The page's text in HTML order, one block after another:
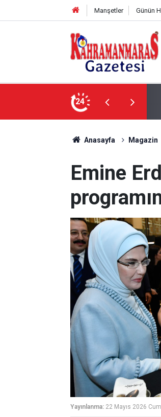
Manşetler Günün
24
Anasayfa Magazin
Emine
Yayınlanma: 22 Mayıs 2026